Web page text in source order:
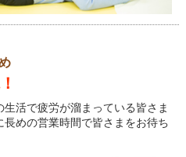
活で疲労が溜まっている皆さま
めの営業時間で皆さまをお待ち